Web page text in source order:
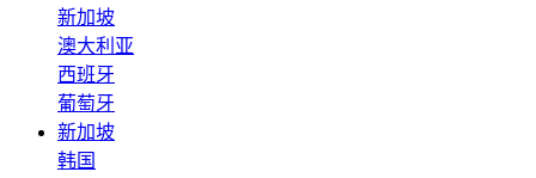
新加坡
澳大利亚
西班牙
葡萄牙
新加坡
韩国